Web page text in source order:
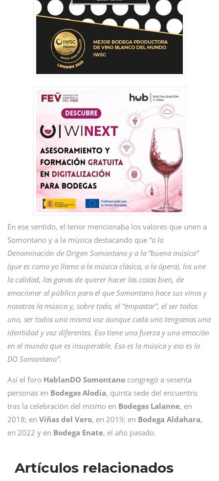
En ese sentido, el tenor mencionaba los valores que unen a
Somontano y a la música destacando que “a la
Denominación de Origen Somontano y a la “buena música”
(que es como yo llamo a la música clásica, a la ópera), los une
la calidad, las ganas de querer hacer las cosas bien, de
emocionar al público para el que Somontano hace sus vinos y
nosotros la música y, sobre todo, el “empastar”, el ser todos
uno, ser todos una misma voz aunque cada uno tengamos una
identidad y voz diferentes. Eso tiene una fuerza y una emoción
en el mundo que es insuperable. Eso es la música y eso es la
DO Somontano”.
Así el foro HablanDO Somontano congregó a sesenta
personas en Bodegas Alodia, quinta sede del encuentro
tras la celebración del mismo en Bodegas Lalanne, en
2018; en Viñas del Vero, en 2019; en Bodega Aldahara,
en 2022 y en Bodega Enate, el año pasado.
Artículos relacionados